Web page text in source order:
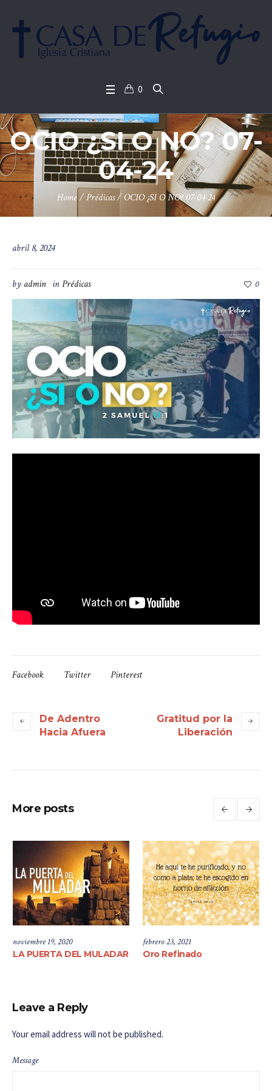
0
OCIO ¿SI O NO? 07-
04-24
Home/Prédicas/OCIO ¿SI O NO? 07-04-24
abril 8, 2024
by admin inPrédicas 0
Facebook Twitter Pinterest
De Adentro
Hacia Afuera
Gratitud por la
Liberación
More posts
noviembre 19, 2020
LA PUERTA DEL MULADAR
febrero 23, 2021
Oro Refinado
Leave a Reply
Your email address will not be published.
Message